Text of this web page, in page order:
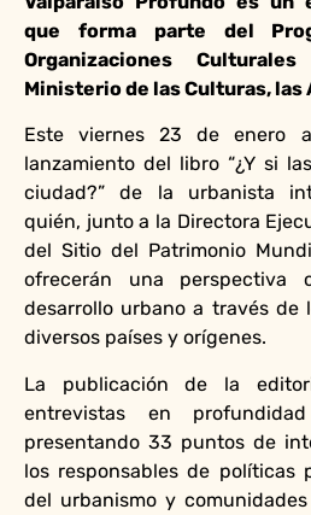
que forma parte del
Organizaciones
Ministerio de las Culturas,
Este viernes 23 de enero
lanzamiento del libro “¿Y si
ciudad?” de la urbanista
quién, junto a la Directora
del Sitio del Patrimonio
ofrecerán una perspectiva
desarrollo urbano a través de
diversos países y orígenes.
La publicación de la
entrevistas en
presentando 33 puntos de
los responsables de políticas
del urbanismo y